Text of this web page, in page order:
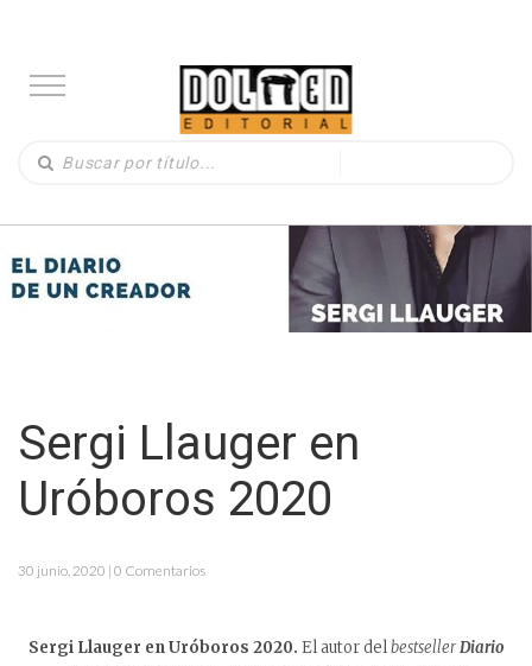
Sergi Llauger en
Uróboros 2020
30 junio, 2020 | 0 Comentarios
Sergi Llauger en Uróboros 2020. El autor delbestseller Diario